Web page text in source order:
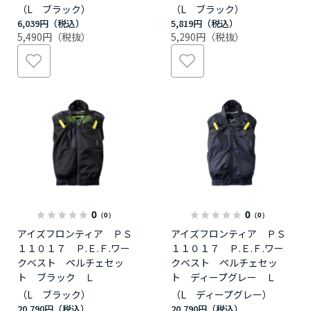
（L ブラック）
6,039円
5,490円
（L ブラック）
5,819円
5,290円
0 （0）
アイズフロンティア ＰＳ
１１０１７ Ｐ.Ｅ.Ｆ.ワー
クベスト ペルチェセッ
ト ブラック Ｌ
（L ブラック）
0（0）
アイズフロンティア ＰＳ
１１０１７ Ｐ.Ｅ.Ｆ.ワー
クベスト ペルチェセッ
ト ディープグレー Ｌ
（L ディープグレー）